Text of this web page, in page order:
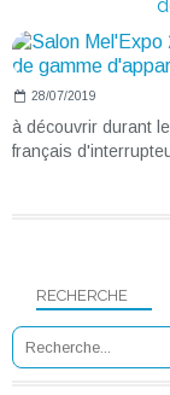
28/07/2019
à découvrir durant
français
RECHERCHE